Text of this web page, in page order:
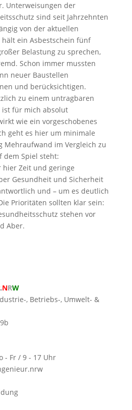
Unterweisungen der
sind seit Jahrzehnten
von der aktuellen
ein Asbestschein fünf
Belastung zu sprechen,
Schon immer mussten
neuer Baustellen
und berücksichtigen.
zu einem untragbaren
für mich absolut
wie ein vorgeschobenes
geht es hier um minimale
Mehraufwand im Vergleich zu
dem Spiel steht:
hier Zeit und geringe
Gesundheit und Sicherheit
und – um es deutlich
Prioritäten sollten klar sein:
stehen vor
Aber.
NRW
, Betriebs-, Umwelt- &
- Fr / 9 - 17 Uhr